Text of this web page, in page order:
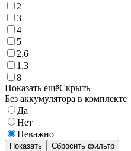
2
3
4
5
2.6
1.3
8
Показать ещёСкрыть
Без аккумулятора в комплекте
Да
Нет
Неважно
Показать Сбросить фильтр